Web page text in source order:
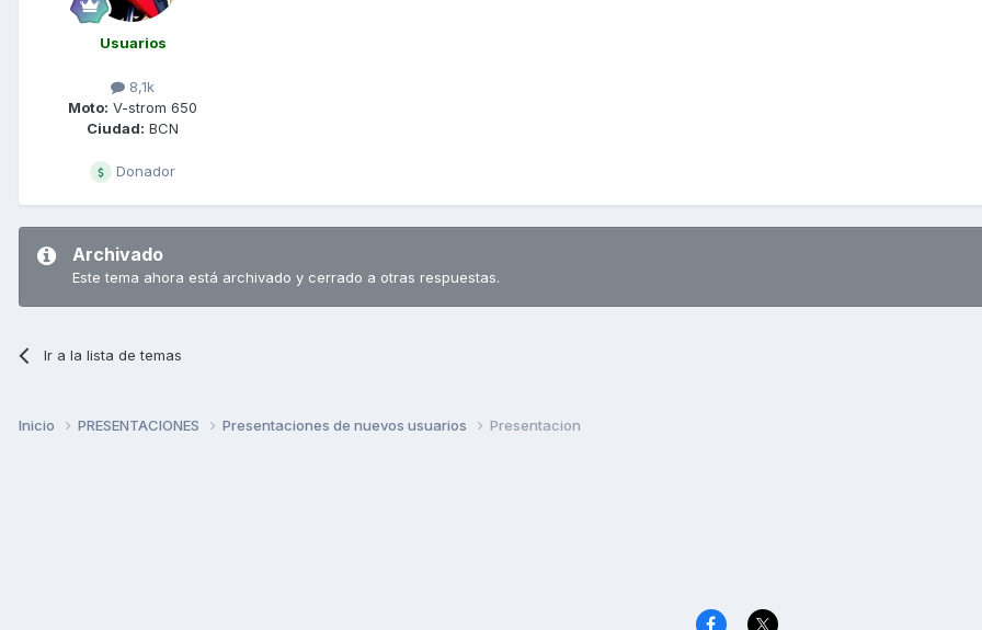
Usuarios
8,1k
Moto: V-strom 650
Ciudad: BCN
Donador
Archivado
Este tema ahora está archivado y cerrado a otras respuestas.
Ir a la lista de temas
Inicio PRESENTACIONES Presentaciones de nuevos usuarios Presentacion